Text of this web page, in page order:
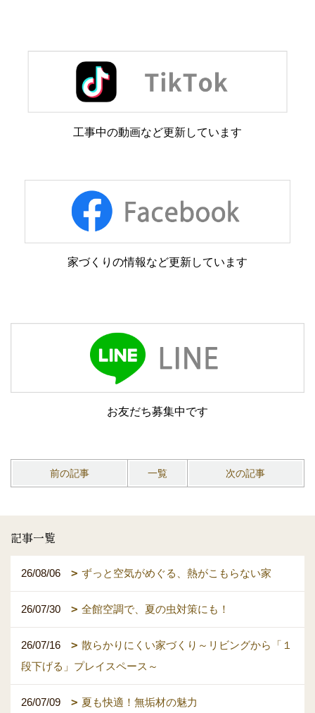
工事中の動画など更新しています
家づくりの情報など更新しています
お友だち募集中です
前の記事 一覧 次の記事
記事一覧
26/08/06 ずっと空気がめぐる、熱がこもらない家
26/07/30 全館空調で、夏の虫対策にも！
26/07/16
散らかりにくい家づくり～リビングから「１
段下げる」プレイスペース～
26/07/09 夏も快適！無垢材の魅力